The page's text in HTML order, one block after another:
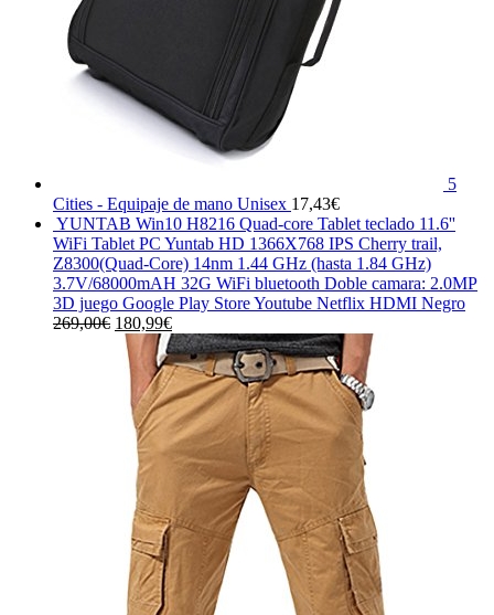
5
Cities - Equipaje de mano Unisex 17,43€
YUNTAB Win10 H8216 Quad-core Tablet teclado 11.6''
WiFi Tablet PC Yuntab HD 1366X768 IPS Cherry trail,
Z8300(Quad-Core) 14nm 1.44 GHz (hasta 1.84 GHz)
3.7V/68000mAH 32G WiFi bluetooth Doble camara: 2.0MP
3D juego Google Play Store Youtube Netflix HDMI Negro
269,00€ El
precio
original
era:
269,00€.
180,99€El
precio
actual
es:
180,99€.